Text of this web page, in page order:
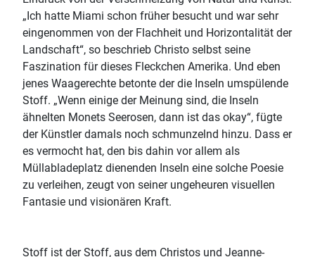
„Ich hatte Miami schon früher besucht und war sehr
eingenommen von der Flachheit und Horizontalität der
Landschaft“, so beschrieb Christo selbst seine
Faszination für dieses Fleckchen Amerika. Und eben
jenes Waagerechte betonte der die Inseln umspülende
Stoff. „Wenn einige der Meinung sind, die Inseln
ähnelten Monets Seerosen, dann ist das okay“, fügte
der Künstler damals noch schmunzelnd hinzu. Dass er
es vermocht hat, den bis dahin vor allem als
Müllabladeplatz dienenden Inseln eine solche Poesie
zu verleihen, zeugt von seiner ungeheuren visuellen
Fantasie und visionären Kraft.
Stoff ist der Stoff, aus dem Christos und Jeanne-